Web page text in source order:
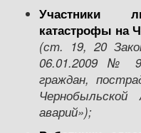
Участники
катастрофы на
(ст. 19, 20
06.01.2009 №
граждан,
аварий»);